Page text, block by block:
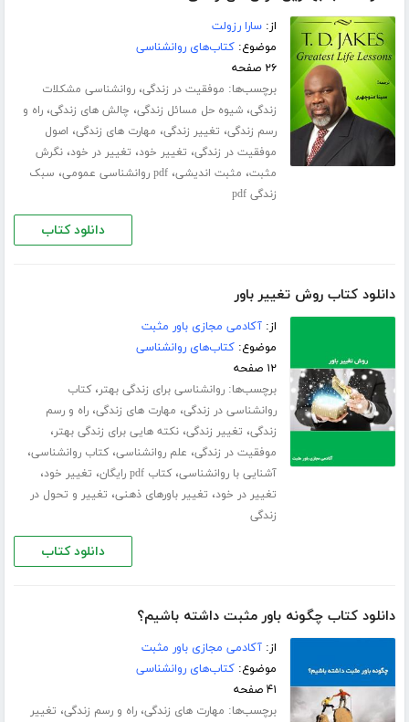
از:سارا رزولت
موضوع:کتاب‌های روانشناسی
۲۶ صفحه
برچسب‌ها: موفقیت در زندگی،روانشناسی مشکلات
زندگی،شیوه حل مسائل زندگی، چالش های زندگی،راه و
رسم زندگی، تغییر زندگی، مهارت های زندگی، اصول
موفقیت در زندگی، تغییر خود، تغییر در خود،نگرش
مثبت، مثبت اندیشی،pdf روانشناسی عمومی ، سبک
زندگی pdf
دانلود کتاب
دانلود کتاب روش تغییر باور
از:آکادمی مجازی باور مثبت
موضوع:کتاب‌های روانشناسی
۱۲ صفحه
برچسب‌ها:روانشناسی برای زندگی بهتر،کتاب
روانشناسی در زندگی، مهارت های زندگی،راه و رسم
زندگی، تغییر زندگی،نکته هایی برای زندگی بهتر،
موفقیت در زندگی، علم روانشناسی،کتاب روانشناسی،
آشنایی با روانشناسی،کتاب pdf رایگان ، تغییر خود،
تغییر در خود، تغییر باورهای ذهنی، تغییر و تحول در
زندگی
دانلود کتاب
دانلود کتاب چگونه باور مثبت داشته باشیم؟
از:آکادمی مجازی باور مثبت
موضوع:کتاب‌های روانشناسی
۴۱ صفحه
برچسب‌ها: مهارت های زندگی،راه و رسم زندگی، تغییر